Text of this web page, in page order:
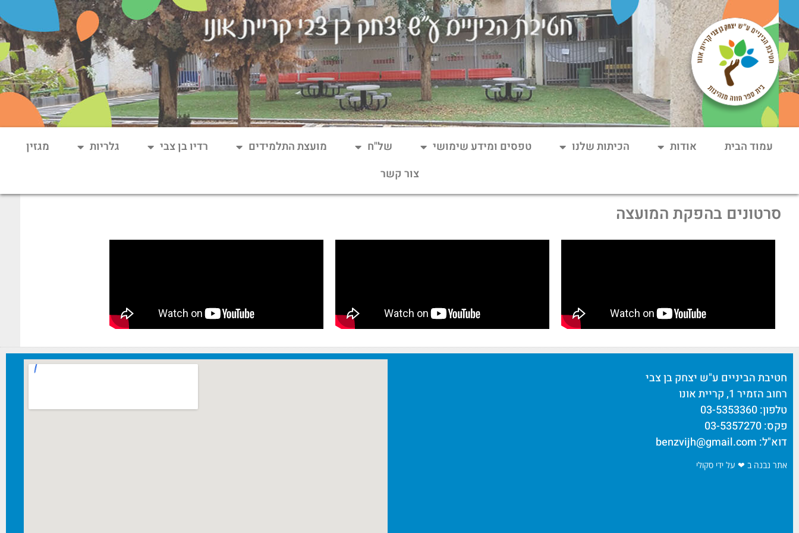
עמוד הבית אודות הכיתות שלנו טפסים ומידע שימושי של"ח מועצת התלמידים רדיו בן צבי גלריות
מגזין
צור קשר
סרטונים בהפקת המועצה
חטיבת הביניים ע"ש יצחק בן צבי
רחוב הזמיר 1, קריית אונו
טלפון: 03-5353360
פקס: 03-5357270
דוא"ל: benzvijh@gmail.com
אתר נבנה ב ❤ על ידי סקולי